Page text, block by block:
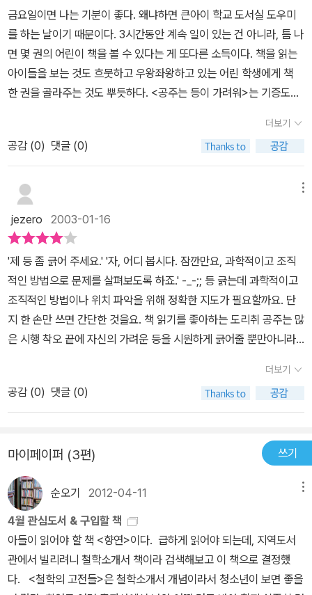
그렇게 시원하지는 않았다.그러나 공주는 행복했다. <그리고 두 사람
은 깨닫게 되었다. 인생이란 서로의 가려운 어딘가를 긁어 주는 것이
라는 사실을!>이렇게 결말을 내고 있다. 제대로 맞는 인생의 동반자
를 만난다는 것은 참 어려운 일이다. 그 기준은 어디에 맞춰야 가장 적
절할 것인가? 자신이 가장 필요로 하는 현실 문제를 가장 잘 해결해
하다고 여기서는 말한다. 서로의 관심사가 비슷해야 하고, 또한 현실
문제도 어느 정도는 해결해 줄 수 있는 사람이어야 한다고 말하고 있
다. 맞는 말이다.그러나 이런 생각까지 못 하더라도 아이들이 이 책을
읽고는 유쾌해질 것이다. 아마도 깔깔거리면서 읽지 않을까? 그렇게
우리의 기분을 기분좋게 해 주기만 해도 큰 소득이라고 생각한다.
금요일이면 나는 기분이 좋다. 왜냐하면 큰아이 학교 도서실 도우미
를 하는 날이기 때문이다. 3시간동안 계속 일이 있는 건 아니라, 틈 나
면 몇 권의 어린이 책을 볼 수 있다는 게 또다른 소득이다. 책을 읽는
아이들을 보는 것도 흐뭇하고 우왕좌왕하고 있는 어린 학생에게 책
한 권을 골라주는 것도 뿌듯하다. <공주는 등이 가려워>는 기증도서
즈였다. 일단 이 책의 작가 수잔 모건스턴의 기발하고 통통 튀는 발상
이 부럽다. 쉽고 재미있게 풀어주는 이야기 속에 담긴 얕지 않은 이야
기가 마음에 남는, 그렇게 기억에 남는 작가였다. 이 책은 세상 모든
공주, 이 세상의 딸들에게 주는 책이다. 하지만 인생을 사는 모든 어린
이, 어른들이 보아도 웃다가 고개 끄덕일 책이다. 삽화도 기막히게 재
치있다.이야기는 단순하고 집약적이다. 그리고 상징적이다. 책읽기를
좋아하는 공주는 손이 닿지않는 등부분에 물린 모기라는 괴물 때문에
괴로워한다. 이 괴물은 하필 공주의 손이 닿지 않는 곳을 물어 고통을
준다. 세상의 멋져보이는 - 멋지다고 스스로 생각하며 겉멋에 든 - 온
갖 부류의 왕자들을 만나며 공주는 등을 긁어달라고 하지만 매번 실
망과 분노만 돌아온다. 어느 날, 책읽기를 좋아하는 공주는 마음을 달
래려 책방에 간다. 그 곳에서 만난 또또왕자는 단번에 공주가 가려워
하는 곳을 선선하게 긁어주고 둘은 결혼해 행복하게 산다. 마지막 명
구절, 인생은 서로 가려운 데를 긁어주는 것이라고...가치관이 같다는
기본적으로 갖고 있는 생각, 가치를 두고 사는 부분이 다르다면 물과
기름처럼 이질적으로 떠다니는 사이만 될 뿐이다. 그런 경우가 있다.
말은 벽에 부딪혀 되돌아와 내 가슴을 공허하게 때리고, 변죽만 울리
다 정작 내보이고 위로받고 싶은 곳은 쓸쓸하게 혼자 남아있는 그런
경우가 있다. 가려운 곳이 어딘지 말하는 지혜도, 또 그곳을 눈치채고
긁어줄 수 있는 지혜도 겸비하면 좋겠다. 등이 가려운 공주가 마음에
맞는 왕자를 만날 수 있었던 곳은 다른 곳이 아니라 책방이다. 역시 가
치관이 같고 같은 곳을 바라볼 수 있는 사람이 인생의 동반자로 적합
더보기
공감 (0) 댓글 (0)
jezero 2003-01-16
'제 등 좀 긁어 주세요.' '자, 어디 봅시다. 잠깐만요, 과학적이고 조직
적인 방법으로 문제를 살펴보도록 하죠.' -_-;; 등 긁는데 과학적이고
조직적인 방법이나 위치 파악을 위해 정확한 지도가 필요할까요. 단
지 한 손만 쓰면 간단한 것을요. 책 읽기를 좋아하는 도리취 공주는 많
은 시행 착오 끝에 자신의 가려운 등을 시원하게 긁어줄 뿐만아니라
로 같은 곳을 바라보며 서로의 가려운 등을 긁어 줄 수 있는 상대를 만
난다는건 굉장한 축복이 아닐까요…
더보기
공감 (0) 댓글 (0)
마이페이퍼 (3편) 쓰기
순오기 2012-04-11
4월 관심도서 & 구입할 책
아들이 읽어야 할 책 <향연>이다. 급하게 읽어야 되는데, 지역도서
관에서 빌리려니 철학소개서 책이라 검색해보고 이 책으로 결정했
다. <철학의 고전들>은 철학소개서 개념이라서 청소년이 보면 좋을